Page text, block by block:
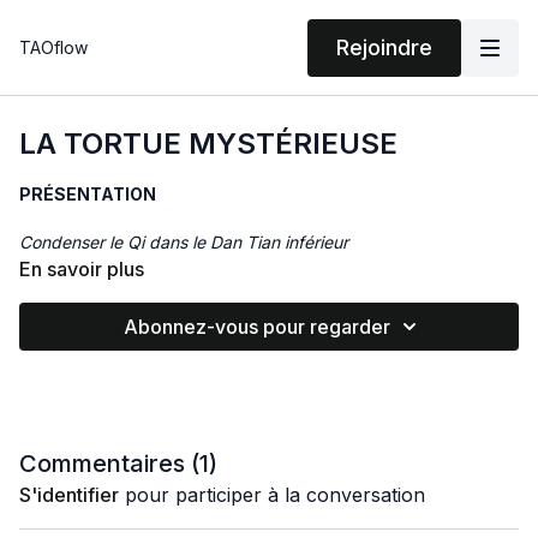
TAOflow Rejoindre
LA TORTUE MYSTÉRIEUSE
PRÉSENTATION
Condenser le Qi dans le Dan Tian inférieur
Le Qi Gong de la Tortue Mystérieuse est également appelé Lle
Ce Qi Gong de part son travail musculaire au niveau des
En savoir plus
Abonnez-vous pour regarder
Commentaires (1)
S'identifier pour participer à la conversation